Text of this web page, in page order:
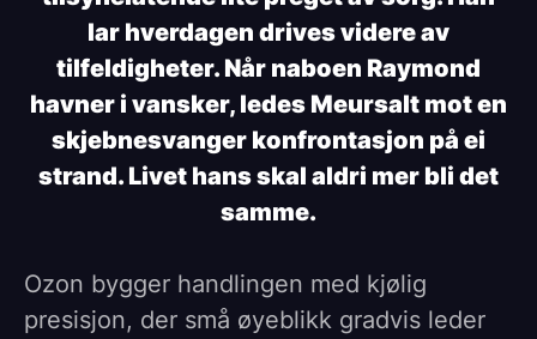
lar hverdagen drives videre av
tilfeldigheter. Når naboen Raymond
havner i vansker, ledes Meursalt mot en
skjebnesvanger konfrontasjon på ei
strand. Livet hans skal aldri mer bli det
samme.
Ozon bygger handlingen med kjølig
presisjon, der små øyeblikk gradvis leder